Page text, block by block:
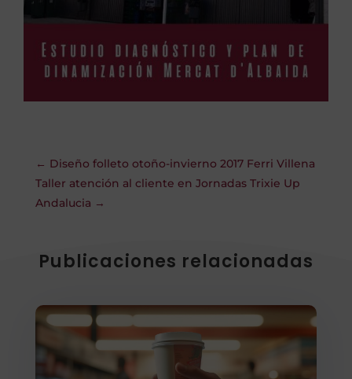
← Diseño folleto otoño-invierno 2017 Ferri Villena
Taller atención al cliente en Jornadas Trixie Up
Andalucia →
Publicaciones relacionadas